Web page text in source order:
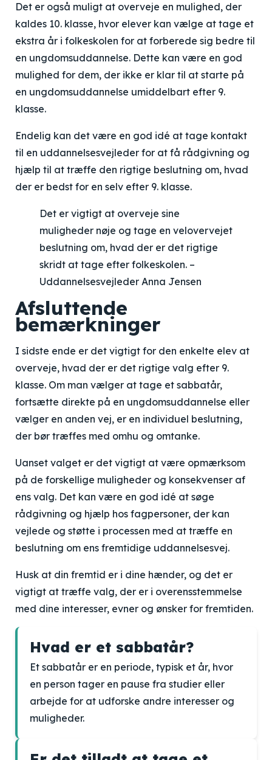
Det er også muligt at overveje en mulighed, der
kaldes 10. klasse, hvor elever kan vælge at tage et
ekstra år i folkeskolen for at forberede sig bedre til
en ungdomsuddannelse. Dette kan være en god
mulighed for dem, der ikke er klar til at starte på
en ungdomsuddannelse umiddelbart efter 9.
klasse.
Endelig kan det være en god idé at tage kontakt
til en uddannelsesvejleder for at få rådgivning og
hjælp til at træffe den rigtige beslutning om, hvad
der er bedst for en selv efter 9. klasse.
Det er vigtigt at overveje sine
muligheder nøje og tage en velovervejet
beslutning om, hvad der er det rigtige
skridt at tage efter folkeskolen. –
Uddannelsesvejleder Anna Jensen
Afsluttende
bemærkninger
I sidste ende er det vigtigt for den enkelte elev at
overveje, hvad der er det rigtige valg efter 9.
klasse. Om man vælger at tage et sabbatår,
fortsætte direkte på en ungdomsuddannelse eller
vælger en anden vej, er en individuel beslutning,
der bør træffes med omhu og omtanke.
Uanset valget er det vigtigt at være opmærksom
på de forskellige muligheder og konsekvenser af
ens valg. Det kan være en god idé at søge
rådgivning og hjælp hos fagpersoner, der kan
vejlede og støtte i processen med at træffe en
beslutning om ens fremtidige uddannelsesvej.
Husk at din fremtid er i dine hænder, og det er
vigtigt at træffe valg, der er i overensstemmelse
med dine interesser, evner og ønsker for fremtiden.
Hvad er et sabbatår?
Et sabbatår er en periode, typisk et år, hvor
en person tager en pause fra studier eller
arbejde for at udforske andre interesser og
muligheder.